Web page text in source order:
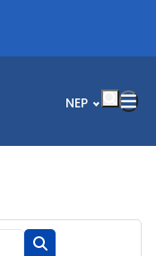
भाषा चयन गर्नुहोस्
NEP